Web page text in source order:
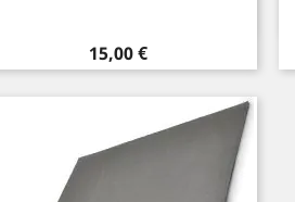
Prezzo
15,00 €